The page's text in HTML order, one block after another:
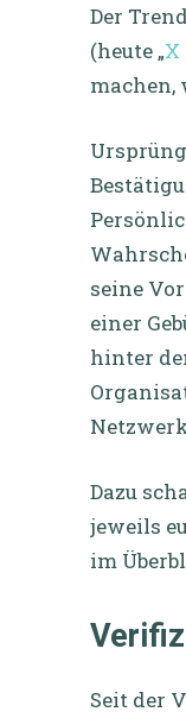
Der
(heute „X
machen,
seine
einer
hinter
Dazu
jeweils
im
Seit der